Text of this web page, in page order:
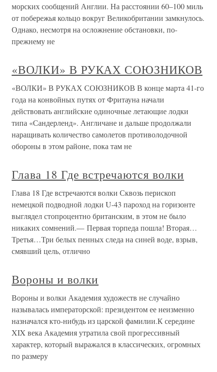
морских сообщений Англии. На расстоянии 60–100 миль
от побережья кольцо вокруг Великобритании замкнулось.
Однако, несмотря на осложнение обстановки, по-
прежнему не
«ВОЛКИ» В РУКАХ СОЮЗНИКОВ
«ВОЛКИ» В РУКАХ СОЮЗНИКОВ В конце марта 41-го
года на конвойных путях от Фритауна начали
действовать английские одиночные летающие лодки
типа «Сандерленд». Англичане и дальше продолжали
наращивать количество самолетов противолодочной
обороны в этом районе, пока там не
Глава 18 Где встречаются волки
Глава 18 Где встречаются волки Сквозь перископ
немецкой подводной лодки U-43 пароход на горизонте
выглядел стопроцентно британским, в этом не было
никаких сомнений.— Первая торпеда пошла! Вторая…
Третья…Три белых пенных следа на синей воде, взрыв,
смявший цель, отлично
Вороны и волки
Вороны и волки Академия художеств не случайно
называлась императорской: президентом ее неизменно
назначался кто-нибудь из царской фамилии.К середине
XIX века Академия утратила свой прогрессивный
характер, который выражался в классических, огромных
по размеру